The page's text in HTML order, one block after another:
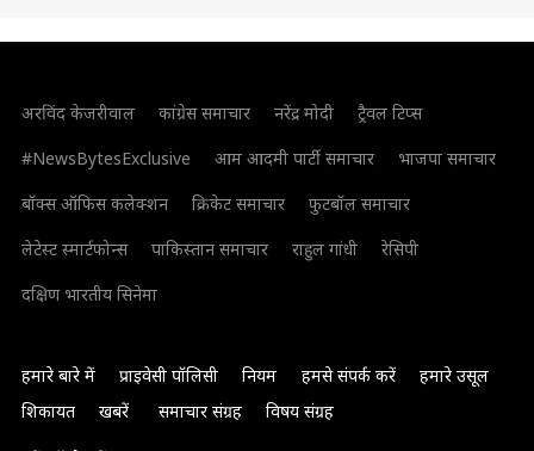
अरविंद केजरीवाल कांग्रेस समाचार नरेंद्र मोदी
ट्रैवल टिप्स
#NewsBytesExclusive
आम आदमी पार्टी समाचार
भाजपा समाचार
बॉक्स ऑफिस कलेक्शन
क्रिकेट समाचार
फुटबॉल समाचार
लेटेस्ट स्मार्टफोन्स
पाकिस्तान समाचार राहुल गांधी
रेसिपी
दक्षिण भारतीय सिनेमा
हमारे बारे में प्राइवेसी पॉलिसी नियम हमसे संपर्क करें
हमारे उसूल
शिकायत
खबरें समाचार संग्रह विषय संग्रह